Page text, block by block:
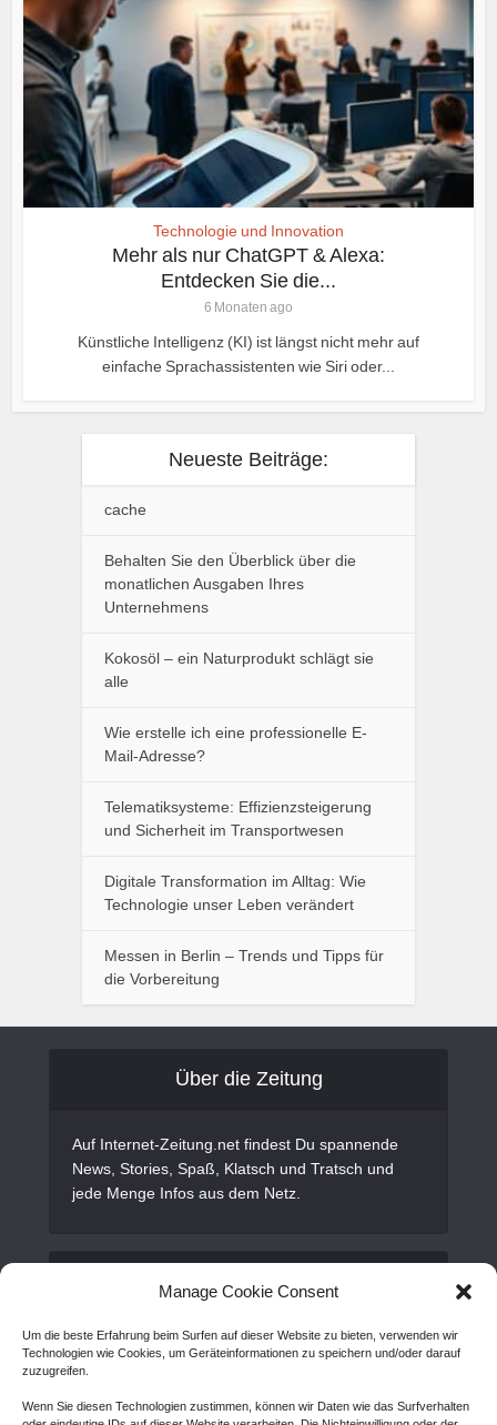
Manage Cookie Consent
Um die beste Erfahrung beim Surfen auf dieser Website zu bieten, verwenden wir
Technologien wie Cookies, um Geräteinformationen zu speichern und/oder darauf
zuzugreifen.
Wenn Sie diesen Technologien zustimmen, können wir Daten wie das Surfverhalten
Technologie und Innovation
Mehr als nur ChatGPT & Alexa:
Entdecken Sie die...
6 Monaten ago
Künstliche Intelligenz (KI) ist längst nicht mehr auf
einfache Sprachassistenten wie Siri oder...
Neueste Beiträge:
cache
Behalten Sie den Überblick über die
monatlichen Ausgaben Ihres
Unternehmens
Kokosöl – ein Naturprodukt schlägt sie
alle
Wie erstelle ich eine professionelle E-
Mail-Adresse?
Telematiksysteme: Effizienzsteigerung
und Sicherheit im Transportwesen
Digitale Transformation im Alltag: Wie
Technologie unser Leben verändert
Messen in Berlin – Trends und Tipps für
die Vorbereitung
Über die Zeitung
Auf Internet-Zeitung.net findest Du spannende
News, Stories, Spaß, Klatsch und Tratsch und
jede Menge Infos aus dem Netz.
Alles Wichtige
Gastartikel